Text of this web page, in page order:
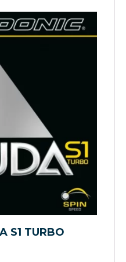
S1 TURBO